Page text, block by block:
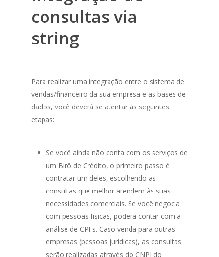
consultas via
string
Para realizar uma integração entre o sistema de
vendas/financeiro da sua empresa e as bases de
dados, você deverá se atentar às seguintes
etapas:
Se você ainda não conta com os serviços de
um Birô de Crédito, o primeiro passo é
contratar um deles, escolhendo as
consultas que melhor atendem às suas
necessidades comerciais. Se você negocia
com pessoas físicas, poderá contar com a
análise de CPFs. Caso venda para outras
empresas (pessoas jurídicas), as consultas
serão realizadas através do CNPJ do